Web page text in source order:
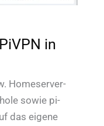
in
Homeserver-
sowie pi-
das eigene